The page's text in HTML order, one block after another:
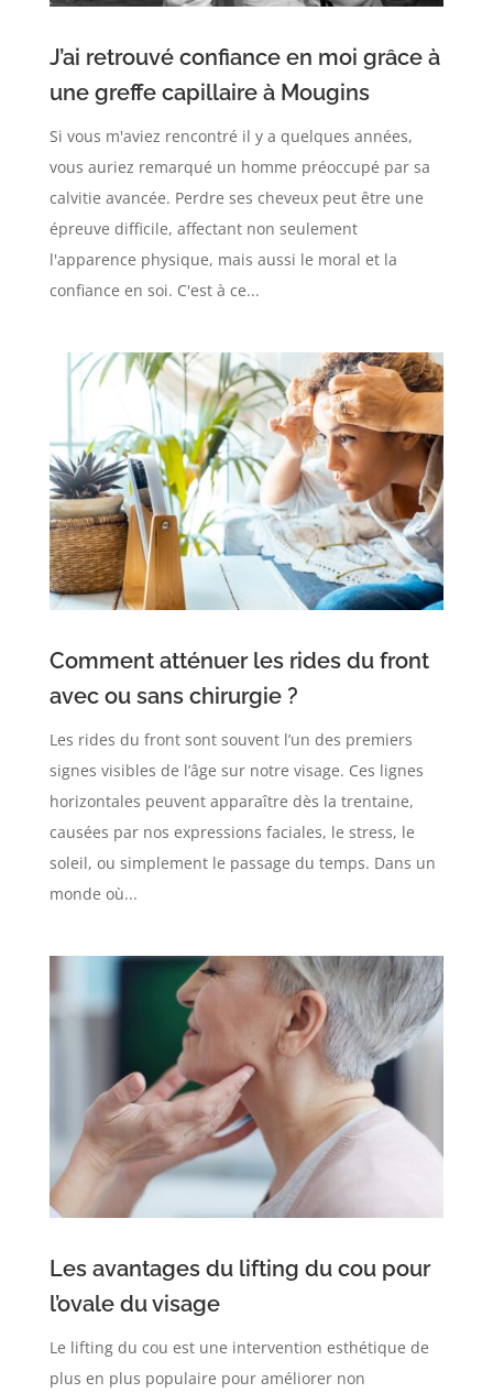
J’ai retrouvé confiance en moi grâce à
une greffe capillaire à Mougins
Si vous m'aviez rencontré il y a quelques années,
vous auriez remarqué un homme préoccupé par sa
calvitie avancée. Perdre ses cheveux peut être une
épreuve difficile, affectant non seulement
l'apparence physique, mais aussi le moral et la
confiance en soi. C'est à ce...
Comment atténuer les rides du front
avec ou sans chirurgie ?
Les rides du front sont souvent l’un des premiers
signes visibles de l’âge sur notre visage. Ces lignes
horizontales peuvent apparaître dès la trentaine,
causées par nos expressions faciales, le stress, le
soleil, ou simplement le passage du temps. Dans un
monde où...
Les avantages du lifting du cou pour
l’ovale du visage
Le lifting du cou est une intervention esthétique de
plus en plus populaire pour améliorer non